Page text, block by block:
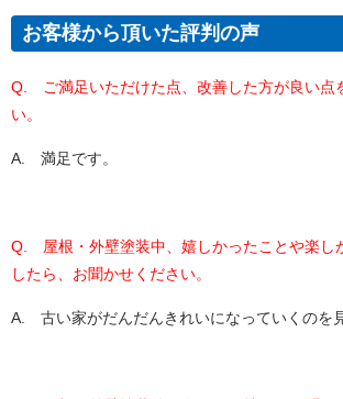
お客様から頂いた評判の声
Q. ご満足いただけた点、改善した方が良い点
い。
A. 満足です。
Q. 屋根・外壁塗装中、嬉しかったことや楽し
したら、お聞かせください。
A. 古い家がだんだんきれいになっていくのを